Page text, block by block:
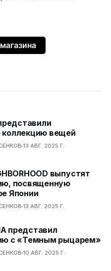
вещей
13 АВГ. 2025 Г.
выпустят
посвященную
Японии
13 АВГ. 2025 Г.
представил
с «Темным рыцарем»
10 АВГ. 2025 Г.